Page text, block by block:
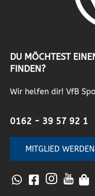
DU MÖCHTEST
FINDEN?
Wir helfen dir! VfB
0162 - 39 57 92 1
MITGLIED WERDEN